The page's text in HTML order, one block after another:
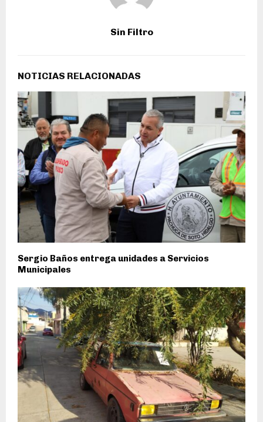
Sin Filtro
NOTICIAS RELACIONADAS
Sergio Baños entrega unidades a Servicios
Municipales